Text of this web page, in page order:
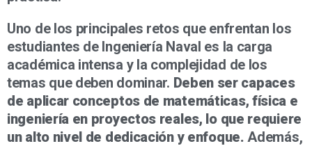
Uno de los principales retos que enfrentan los
estudiantes de Ingeniería Naval es la carga
académica intensa y la complejidad de los
temas que deben dominar. Deben ser capaces
de aplicar conceptos de matemáticas, física e
ingeniería en proyectos reales, lo que requiere
un alto nivel de dedicación y enfoque. Además,